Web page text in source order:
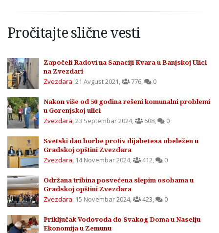
Pročitajte slične vesti
Započeli Radovi na Sanaciji Kvara u Banjskoj Ulici
na Zvezdari
Zvezdara 21 Avgust 2021 776 0
Nakon više od 50 godina rešeni komunalni problemi
u Gorenjskoj ulici
Zvezdara 23 Septembar 2024, 608 0
Svetski dan borbe protiv dijabetesa obeležen u
Gradskoj opštini Zvezdara
Zvezdara 14 Novembar 2024, 412 0
Održana tribina posvećena slepim osobama u
Gradskoj opštini Zvezdara
Zvezdara 15 Novembar 2024, 423 0
Priključak Vodovoda do Svakog Doma u Naselju
Ekonomija u Zemunu